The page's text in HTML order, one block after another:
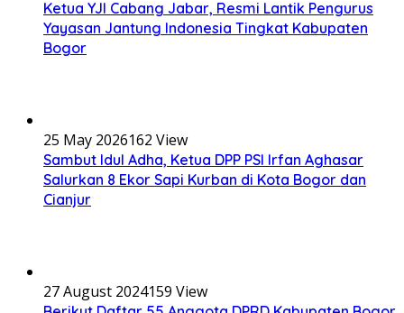
Ketua YJI Cabang Jabar, Resmi Lantik Pengurus
Yayasan Jantung Indonesia Tingkat Kabupaten
Bogor
25 May 2026162 View
Sambut Idul Adha, Ketua DPP PSI Irfan Aghasar
Salurkan 8 Ekor Sapi Kurban di Kota Bogor dan
Cianjur
27 August 2024159 View